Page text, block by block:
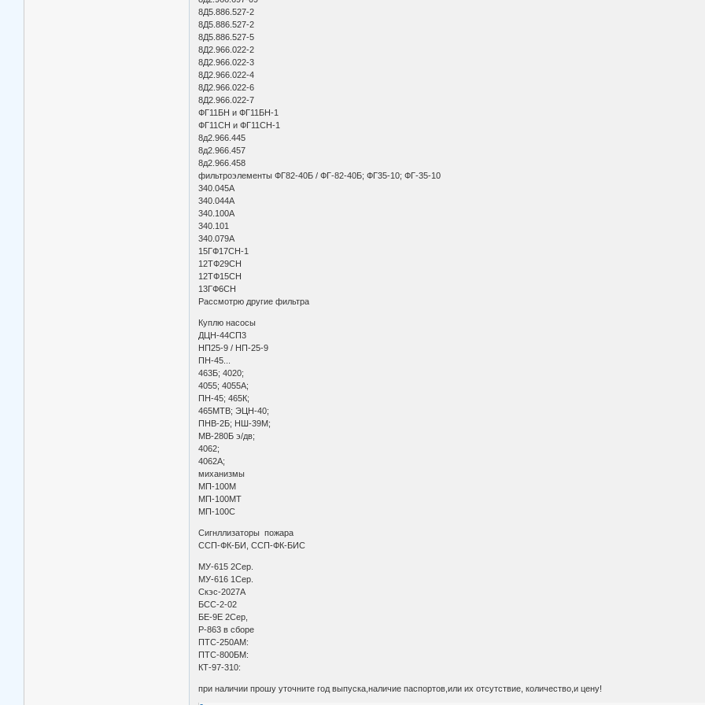
8Д5.886.527-2
8Д5.886.527-2
8Д5.886.527-5
8Д2.966.022-2
8Д2.966.022-3
8Д2.966.022-4
8Д2.966.022-6
8Д2.966.022-7
ФГ11БН и ФГ11БН-1
ФГ11СН и ФГ11СН-1
8д2.966.445
8д2.966.457
8д2.966.458
фильтроэлементы ФГ82-40Б / ФГ-82-40Б; ФГ35-10; ФГ-35-10
340.045А
340.044А
340.100А
340.101
340.079А
15ГФ17СН-1
12ТФ29СН
12ТФ15СН
13ГФ6СН
Рассмотрю другие фильтра
Куплю насосы
ДЦН-44СП3
НП25-9 / НП-25-9
ПН-45...
463Б; 4020;
4055; 4055А;
ПН-45; 465К;
465МТВ; ЭЦН-40;
ПНВ-2Б; НШ-39М;
МВ-280Б э/дв;
4062;
4062А;
миханизмы
МП-100М
МП-100МТ
МП-100С
Сигнллизаторы пожара
ССП-ФК-БИ, ССП-ФК-БИС
МУ-615 2Сер.
МУ-616 1Сер.
Скэс-2027А
БСС-2-02
БЕ-9Е 2Сер,
Р-863 в сборе
ПТС-250АМ:
ПТС-800БМ:
КТ-97-310:
при наличии прошу уточните год выпуска,наличие паспортов,или их отсутствие, количество,и цену!